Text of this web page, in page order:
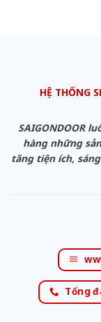
HỆ THỐNG
SAIGONDOOR
hàng những
tăng tiện ích,
Tổng